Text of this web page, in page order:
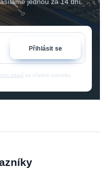
jednou za 14 dní.
Přihlásit se
údajů za účelem rozesílky